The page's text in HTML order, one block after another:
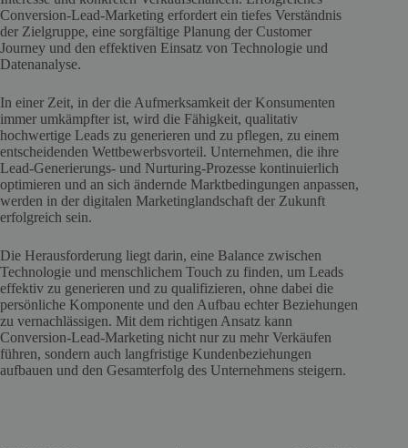
Conversion-Lead-Marketing erfordert ein tiefes Verständnis
der Zielgruppe, eine sorgfältige Planung der Customer
Journey und den effektiven Einsatz von Technologie und
Datenanalyse.
In einer Zeit, in der die Aufmerksamkeit der Konsumenten
immer umkämpfter ist, wird die Fähigkeit, qualitativ
hochwertige Leads zu generieren und zu pflegen, zu einem
entscheidenden Wettbewerbsvorteil. Unternehmen, die ihre
Lead-Generierungs- und Nurturing-Prozesse kontinuierlich
optimieren und an sich ändernde Marktbedingungen anpassen,
werden in der digitalen Marketinglandschaft der Zukunft
erfolgreich sein.
Die Herausforderung liegt darin, eine Balance zwischen
Technologie und menschlichem Touch zu finden, um Leads
effektiv zu generieren und zu qualifizieren, ohne dabei die
persönliche Komponente und den Aufbau echter Beziehungen
zu vernachlässigen. Mit dem richtigen Ansatz kann
Conversion-Lead-Marketing nicht nur zu mehr Verkäufen
führen, sondern auch langfristige Kundenbeziehungen
aufbauen und den Gesamterfolg des Unternehmens steigern.